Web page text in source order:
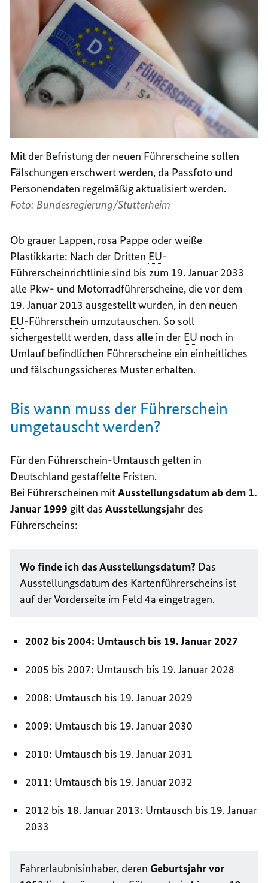
Mit der Befristung der neuen Führerscheine sollen
Fälschungen erschwert werden, da Passfoto und
Personendaten regelmäßig aktualisiert werden.
Foto: Bundesregierung/Stutterheim
Ob grauer Lappen, rosa Pappe oder weiße
Plastikkarte: Nach der Dritten EU-
Führerscheinrichtlinie sind bis zum 19. Januar 2033
alle Pkw- und Motorradführerscheine, die vor dem
19. Januar 2013 ausgestellt wurden, in den neuen
EU-Führerschein umzutauschen. So soll
sichergestellt werden, dass alle in der EU noch in
Umlauf befindlichen Führerscheine ein einheitliches
und fälschungssicheres Muster erhalten.
Bis wann muss der Führerschein
umgetauscht werden?
Für den Führerschein-Umtausch gelten in
Deutschland gestaffelte Fristen.
Bei Führerscheinen mitAusstellungsdatum ab dem 1.
Januar 1999 gilt dasAusstellungsjahr des
Führerscheins:
Wo finde ich das Ausstellungsdatum? Das
Ausstellungsdatum des Kartenführerscheins ist
auf der Vorderseite im Feld 4a eingetragen.
2002 bis 2004: Umtausch bis 19. Januar 2027
2005 bis 2007: Umtausch bis 19. Januar 2028
2008: Umtausch bis 19. Januar 2029
2009: Umtausch bis 19. Januar 2030
2010: Umtausch bis 19. Januar 2031
2011: Umtausch bis 19. Januar 2032
2012 bis 18. Januar 2013: Umtausch bis 19. Januar
2033
Fahrerlaubnisinhaber, deren Geburtsjahr vor